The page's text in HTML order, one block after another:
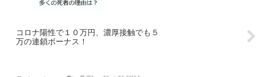
コロナ陽性で１０万円、濃厚接触でも５
万の連鎖ボーナス！